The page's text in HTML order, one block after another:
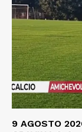
9 AGOSTO